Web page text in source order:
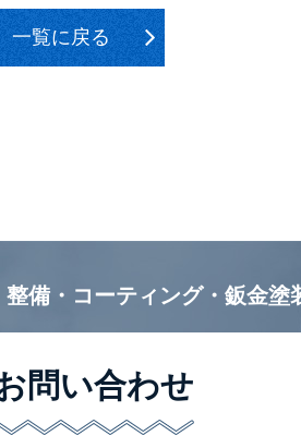
一覧に戻る
備・コーティング・鈑金塗
問い合わせ